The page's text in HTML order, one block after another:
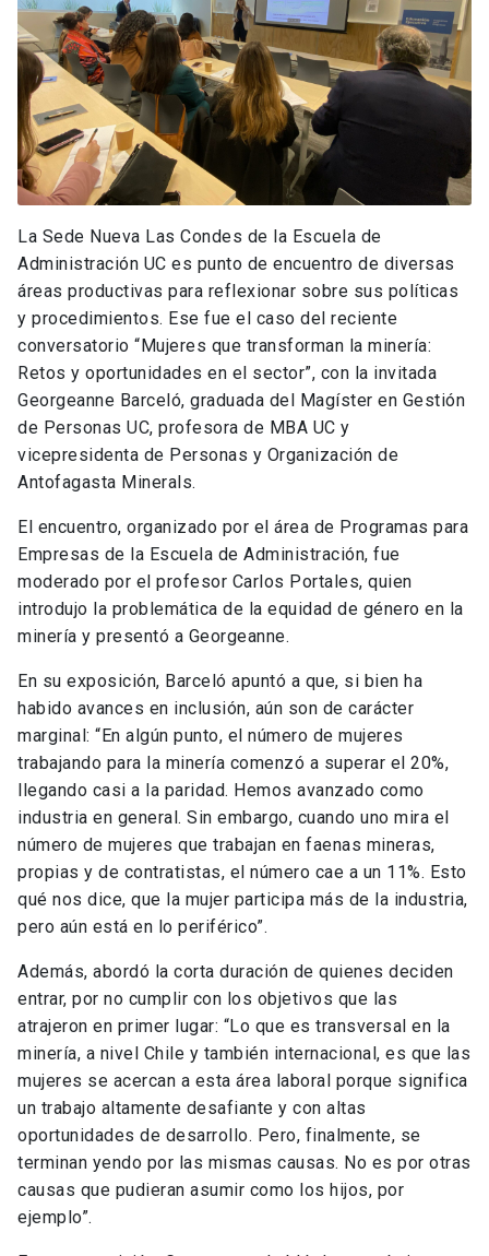
La Sede Nueva Las Condes de la Escuela de
Administración UC es punto de encuentro de diversas
áreas productivas para reflexionar sobre sus políticas
y procedimientos. Ese fue el caso del reciente
conversatorio “Mujeres que transforman la minería:
Retos y oportunidades en el sector”, con la invitada
Georgeanne Barceló, graduada del Magíster en Gestión
de Personas UC, profesora de MBA UC y
vicepresidenta de Personas y Organización de
Antofagasta Minerals.
El encuentro, organizado por el área de Programas para
Empresas de la Escuela de Administración, fue
moderado por el profesor Carlos Portales, quien
introdujo la problemática de la equidad de género en la
minería y presentó a Georgeanne.
En su exposición, Barceló apuntó a que, si bien ha
habido avances en inclusión, aún son de carácter
marginal: “En algún punto, el número de mujeres
trabajando para la minería comenzó a superar el 20%,
llegando casi a la paridad. Hemos avanzado como
industria en general. Sin embargo, cuando uno mira el
número de mujeres que trabajan en faenas mineras,
propias y de contratistas, el número cae a un 11%. Esto
qué nos dice, que la mujer participa más de la industria,
pero aún está en lo periférico”.
Además, abordó la corta duración de quienes deciden
entrar, por no cumplir con los objetivos que las
atrajeron en primer lugar: “Lo que es transversal en la
minería, a nivel Chile y también internacional, es que las
mujeres se acercan a esta área laboral porque significa
un trabajo altamente desafiante y con altas
oportunidades de desarrollo. Pero, finalmente, se
terminan yendo por las mismas causas. No es por otras
causas que pudieran asumir como los hijos, por
ejemplo”.